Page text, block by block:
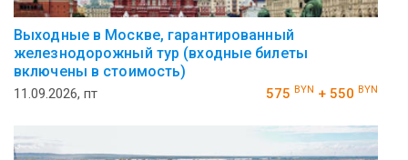
Выходные в Москве, гарантированный
железнодорожный тур (входные билеты
включены в стоимость)
11.09.2026, пт 575 BYN + 550 BYN